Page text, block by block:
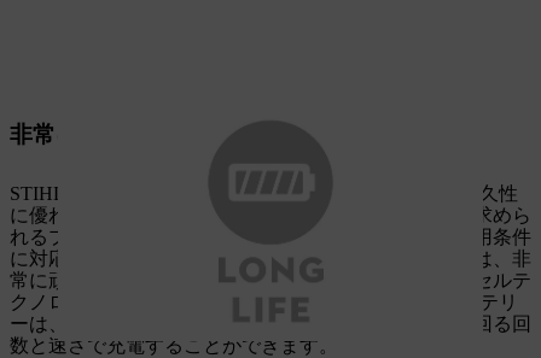
非常に長いバッテリー寿命
STIHL APシステムのバッテリーは非常に長くもち、耐久性
に優れています。これらは、特に一般的に高い性能が求めら
れるプロフェッショナル用途で、集中的かつ過酷な使用条件
に対応するよう設計されています。その基盤となるのは、非
常に頑丈な構造に加え、特別に寿命の長いバッテリーセルテ
クノロジーです。さらにこのSTIHL APシステムのバッテリ
ーは、インテリジェントな電子機器により、平均を上回る回
数と速さで充電することができます。